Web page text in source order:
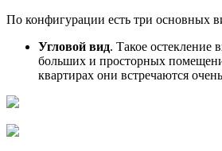
По конфигурации есть три основных
Угловой вид. Такое остекление
больших и просторных
квартирах они встречаются